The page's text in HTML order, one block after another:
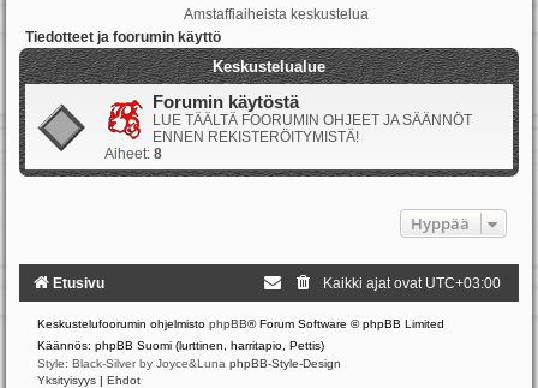
Amstaffiaiheista keskustelua
Tiedotteet ja foorumin käyttö
Keskustelualue
Forumin käytöstä
LUE TÄÄLTÄ FOORUMIN OHJEET JA SÄÄNNÖT
ENNEN REKISTERÖITYMISTÄ!
Aiheet: 8
Hyppää
Etusivu Kaikki ajat ovat UTC+03:00
Keskustelufoorumin ohjelmisto phpBB® Forum Software © phpBB Limited
Käännös: phpBB Suomi (lurttinen, harritapio, Pettis)
Style: Black-Silver by Joyce&Luna phpBB-Style-Design
Yksityisyys | Ehdot